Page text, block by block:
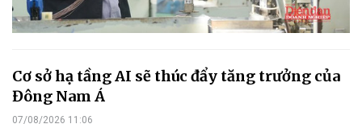
Cơ sở hạ tầng AI sẽ thúc đẩy tăng trưởng của
Đông Nam Á
07/08/2026 11:06